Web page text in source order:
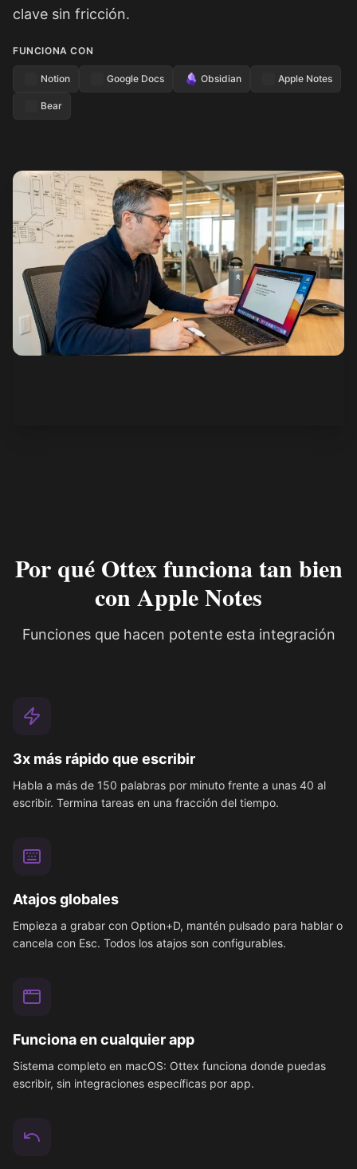
clave sin fricción.
FUNCIONA CON
Notion Google Docs Obsidian Apple Notes
Bear
Por qué Ottex funciona tan bien
con Apple Notes
Funciones que hacen potente esta integración
3x más rápido que escribir
Habla a más de 150 palabras por minuto frente a unas 40 al
escribir. Termina tareas en una fracción del tiempo.
Atajos globales
Empieza a grabar con Option+D, mantén pulsado para hablar o
cancela con Esc. Todos los atajos son configurables.
Funciona en cualquier app
Sistema completo en macOS: Ottex funciona donde puedas
escribir, sin integraciones específicas por app.